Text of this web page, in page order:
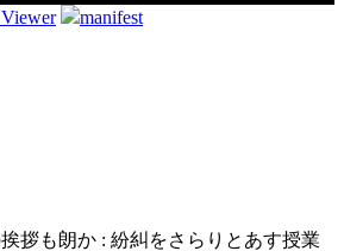
manifest
拶も朗か : 紛糾をさらりとあす授業